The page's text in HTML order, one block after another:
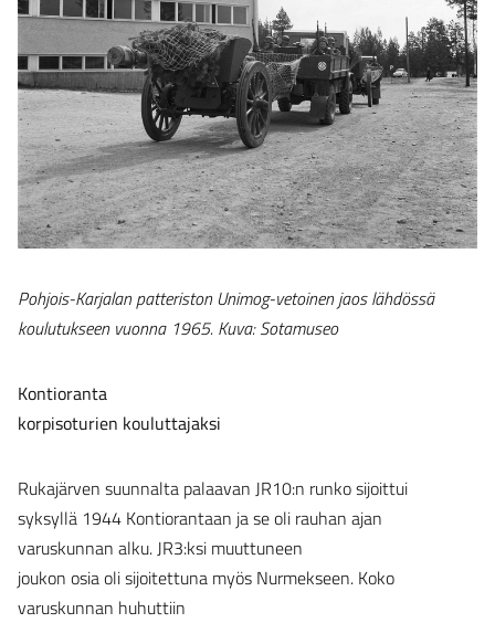
Pohjois-Karjalan patteriston Unimog-vetoinen jaos lähdössä
koulutukseen vuonna 1965. Kuva: Sotamuseo
Kontioranta
korpisoturien kouluttajaksi
Rukajärven suunnalta palaavan JR10:n runko sijoittui
syksyllä 1944 Kontiorantaan ja se oli rauhan ajan
varuskunnan alku. JR3:ksi muuttuneen
joukon osia oli sijoitettuna myös Nurmekseen. Koko
varuskunnan huhuttiin